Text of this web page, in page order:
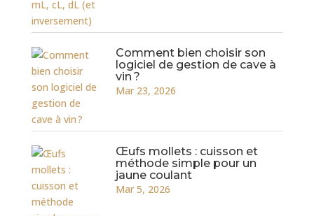
Comment bien choisir son
logiciel de gestion de cave à
vin ?
Mar 23, 2026
Œufs mollets : cuisson et
méthode simple pour un
jaune coulant
Mar 5, 2026